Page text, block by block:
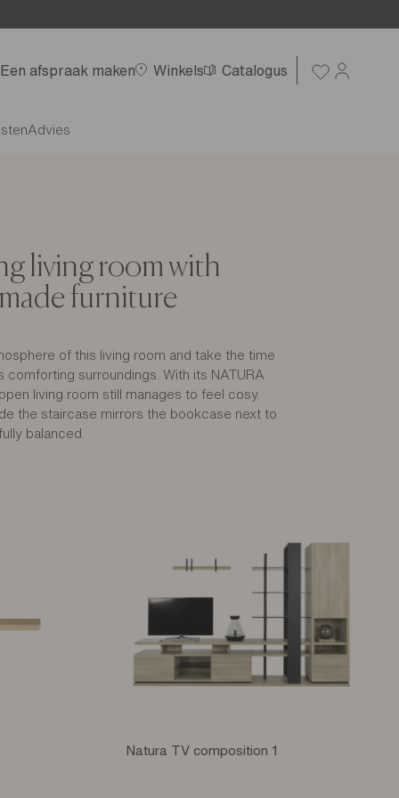
Een afspraak maken Winkels Catalogus
Advies
living room with
furniture
of this living room and take the time
surroundings. With its NATURA
living room still manages to feel cosy.
the staircase mirrors the bookcase next to
balanced.
Natura TV composition 1